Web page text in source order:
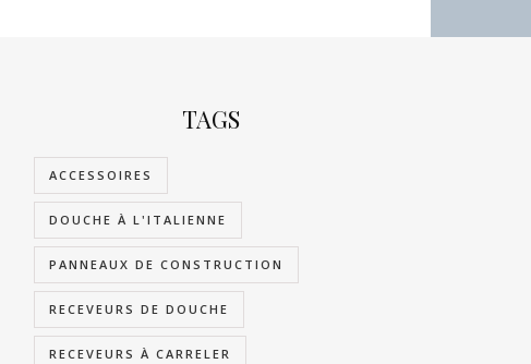
TAGS
ACCESSOIRES
DOUCHE À L'ITALIENNE
PANNEAUX DE CONSTRUCTION
RECEVEURS DE DOUCHE
RECEVEURS À CARRELER